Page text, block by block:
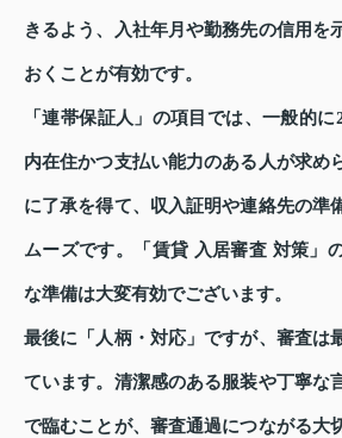
きるよう、入社年月や勤務先の信用を
おくことが有効です。
「連帯保証人」の項目では、一般的
内在住かつ支払い能力のある人が求め
に了承を得て、収入証明や連絡先の準
ムーズです。「賃貸 入居審査 対策」
な準備は大変有効でございます。
最後に「人柄・対応」ですが、審査は
ています。清潔感のある服装や丁寧な
で臨むことが、審査通過につながる大